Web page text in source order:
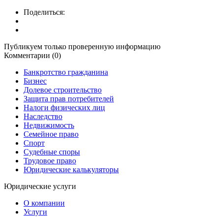
Поделиться:
Публикуем только проверенную информацию
Комментарии (0)
Банкротство гражданина
Бизнес
Долевое строительство
Защита прав потребителей
Налоги физических лиц
Наследство
Недвижимость
Семейное право
Спорт
Судебные споры
Трудовое право
Юридические калькуляторы
Юридические услуги
О компании
Услуги